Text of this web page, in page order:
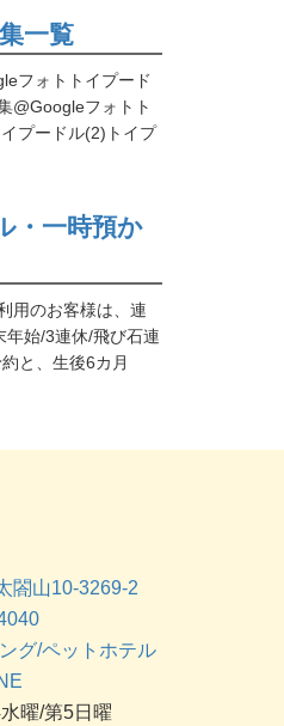
一覧
フォトトイプード
@Googleフォトト
プードル(2)トイプ
・一時預か
用のお客様は、連
年始/3連休/飛び石連
と、生後6カ月
閤山10-3269-2
グ/ペットホテル
曜/第5日曜